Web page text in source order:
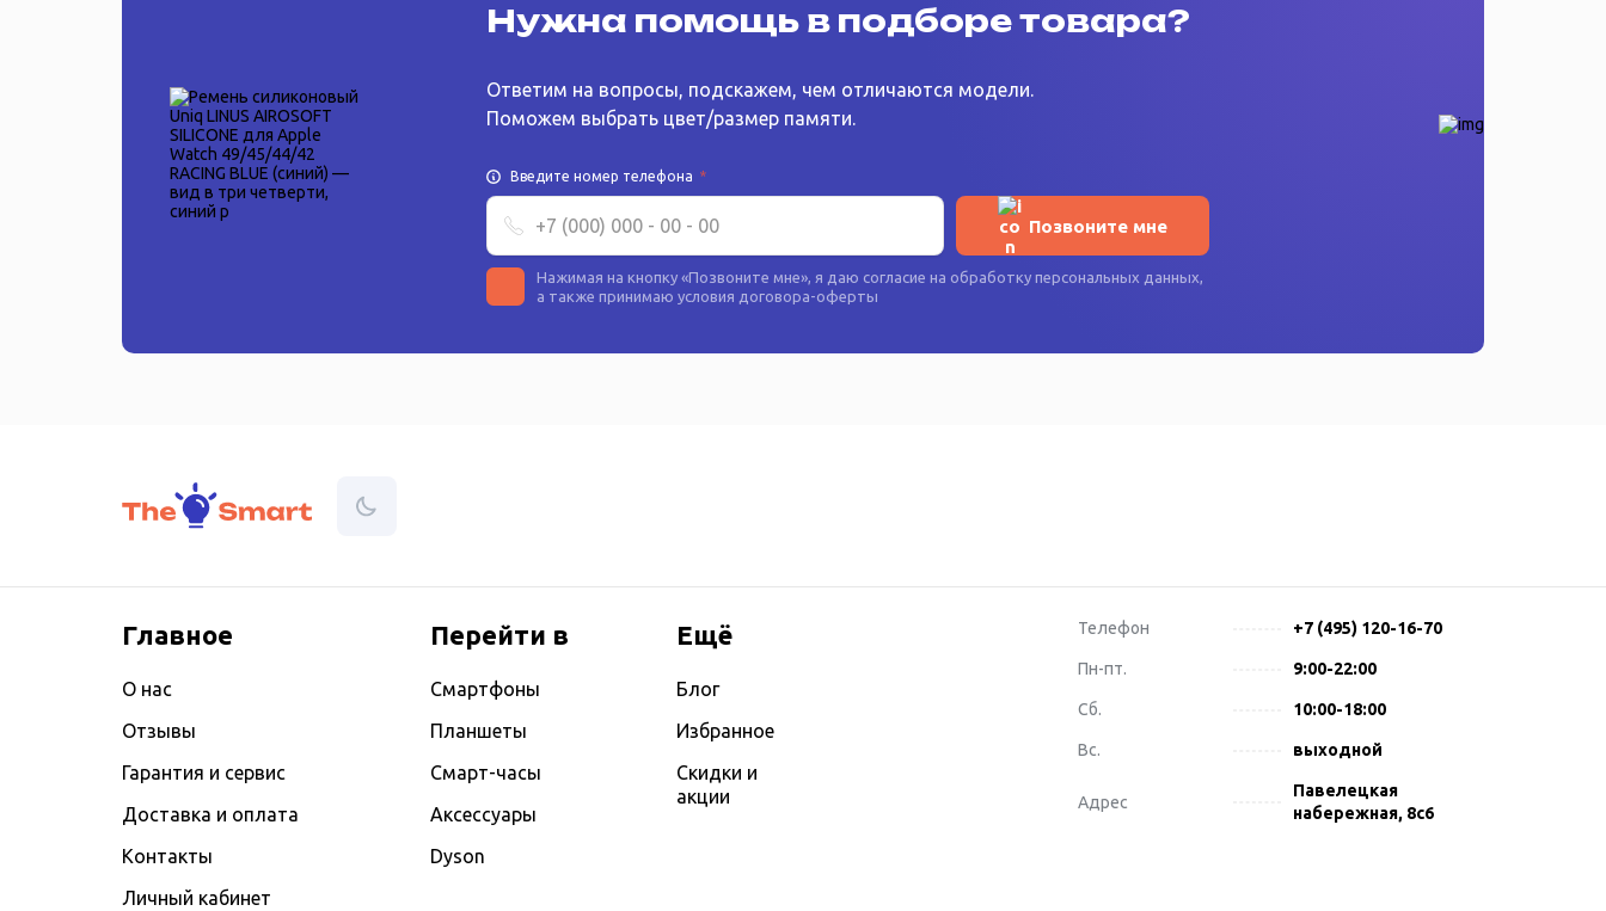
Нужна помощь в подборе товара?
Ответим на вопросы, подскажем, чем отличаются модели.
Поможем выбрать цвет/размер памяти.
Введите номер телефона *
Позвоните мне
Нажимая на кнопку «Позвоните мне», я даю согласие на обработку персональных данных,
а также принимаю условия договора-оферты
Главное
О нас
Отзывы
Гарантия и сервис
Доставка и оплата
Контакты
Личный кабинет
Перейти в
Смартфоны
Планшеты
Смарт-часы
Аксессуары
Dyson
Ещё
Блог
Избранное
Скидки и
акции
Телефон +7 (495) 120-16-70
Пн-пт. 9:00-22:00
Сб. 10:00-18:00
Вс. выходной
Адрес
Павелецкая
набережная, 8с6